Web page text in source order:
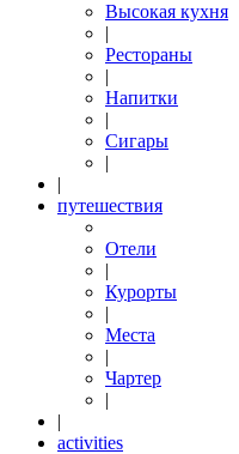
Высокая кухня
|
Рестораны
|
Напитки
|
Сигары
|
|
путешествия
Отели
|
Курорты
|
Места
|
Чартер
|
|
activities